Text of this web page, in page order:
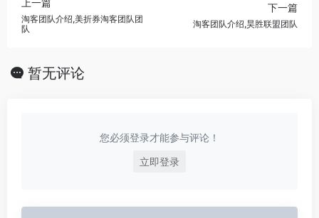
淘客团队介绍,美折券淘客团队团
队
下一篇
淘客团队介绍,昊胜联盟团队
暂无评论
您必须登录才能参与评论！
立即登录